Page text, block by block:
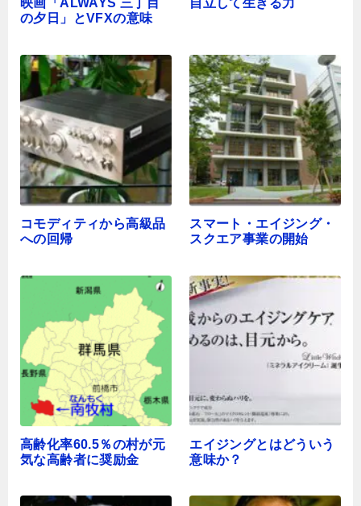
映画「ALWAYS 三丁目
の夕日」とVFXの意味
自立して生きる力
コモディティから高級品
への回帰
スマート・エイジング・
スクエア事業の開始
高齢化率60.5％の村が元
気な高齢者に奨励金
エイジングとはどういう
意味か？